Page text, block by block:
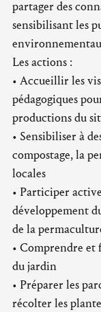
partager des
sensibilisant les
Les actions :
• Accueillir les
pédagogiques
productions du
• Sensibiliser à
compostage, la
locales
• Participer
développement
de la
• Comprendre et
du jardin
• Préparer les
récolter les